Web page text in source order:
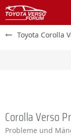
Toyota Corolla
Corolla Verso
Probleme und